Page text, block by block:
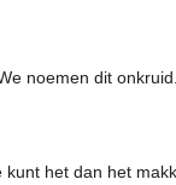
noemen dit
het dan het